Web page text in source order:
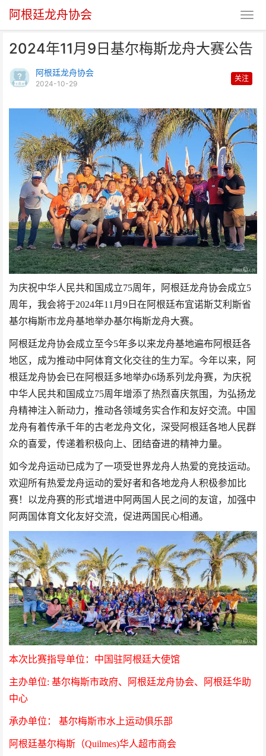
阿根廷龙舟协会
2024年11月9日基尔梅斯龙舟大赛公告
阿根廷龙舟协会
2024-10-29
关注
为庆祝中华人民共和国成立75周年，阿根廷龙舟协会成立5
周年，我会将于2024年11月9日在阿根廷布宜诺斯艾利斯省
基尔梅斯市龙舟基地举办基尔梅斯龙舟大赛。
阿根廷龙舟协会成立至今5年多以来龙舟基地遍布阿根廷各
地区，成为推动中阿体育文化交往的生力军。今年以来，阿
根廷龙舟协会已在阿根廷多地举办6场系列龙舟赛，为庆祝
中华人民共和国成立75周年增添了热烈喜庆氛围，为弘扬龙
舟精神注入新动力，推动各领域务实合作和友好交流。中国
龙舟有着传承千年的古老龙舟文化，深受阿根廷各地人民群
众的喜爱，传递着积极向上、团结奋进的精神力量。
如今龙舟运动已成为了一项受世界龙舟人热爱的竞技运动。
欢迎所有热爱龙舟运动的爱好者和各地龙舟人积极参加比
赛！以龙舟赛的形式增进中阿两国人民之间的友谊，加强中
阿两国体育文化友好交流，促进两国民心相通。
本次比赛指导单位：中国驻阿根廷大使馆
主办单位: 基尔梅斯市政府、阿根廷龙舟协会、阿根廷华助
中心
承办单位： 基尔梅斯市水上运动俱乐部
阿根廷基尔梅斯（Quilmes)华人超市商会
2024年11月9日基尔梅斯龙舟大
赛公告